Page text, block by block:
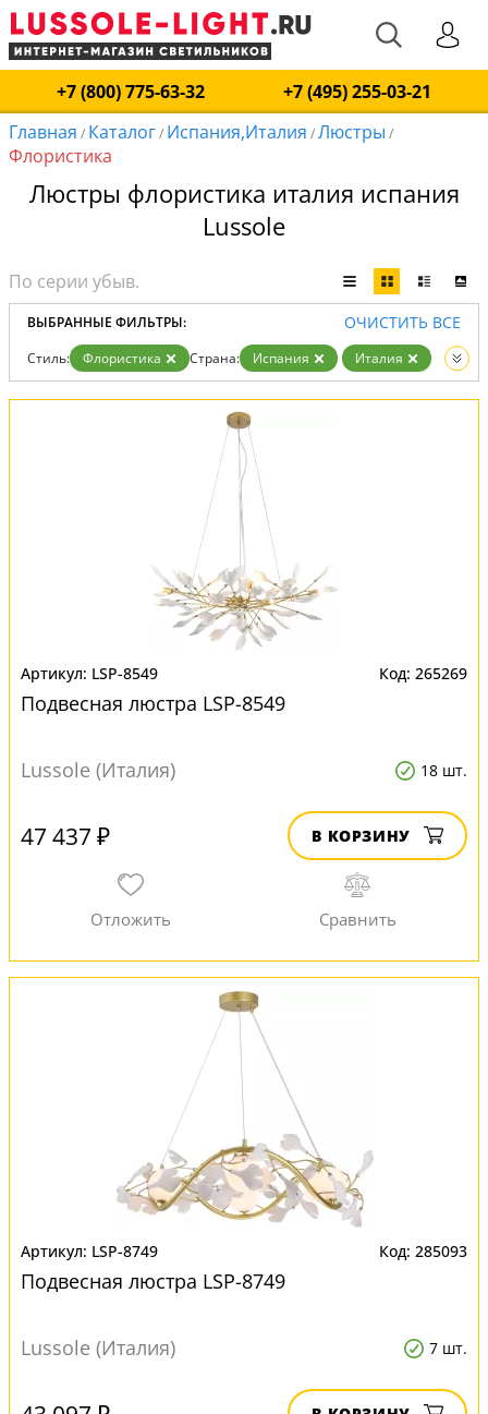
+7 (800) 775-63-32
+7 (495) 255-03-21
Главная / Каталог/ Испания,Италия /Люстры /
Флористика
Люстры флористика италия испания
Lussole
ВЫБРАННЫЕ ФИЛЬТРЫ: ОЧИСТИТЬ ВСЕ
Стиль: Флористика Страна: Испания
Италия
Вид:
Люстры
LSP-8549 265269
Подвесная люстра LSP-8549
Lussole (Италия) 18 шт.
47 437 ₽ В КОРЗИНУ
LSP-8749 285093
Подвесная люстра LSP-8749
Lussole (Италия) 7 шт.